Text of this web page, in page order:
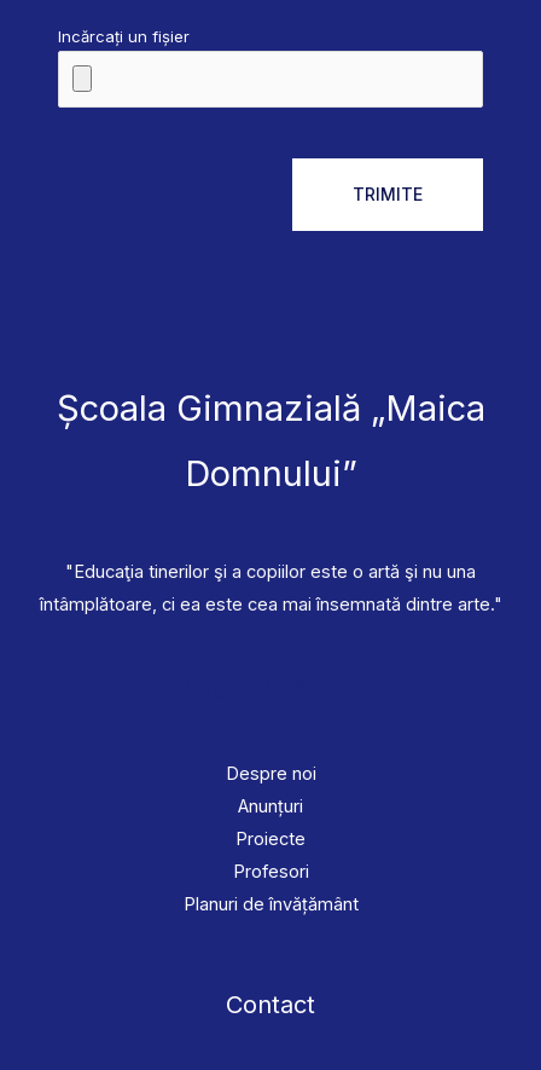
Incărcați un fișier
Școala Gimnazială „Maica
Domnului”
"Educaţia tinerilor şi a copiilor este o artă şi nu una
întâmplătoare, ci ea este cea mai însemnată dintre arte."
Despre noi
Anunțuri
Proiecte
Profesori
Planuri de învățământ
Contact